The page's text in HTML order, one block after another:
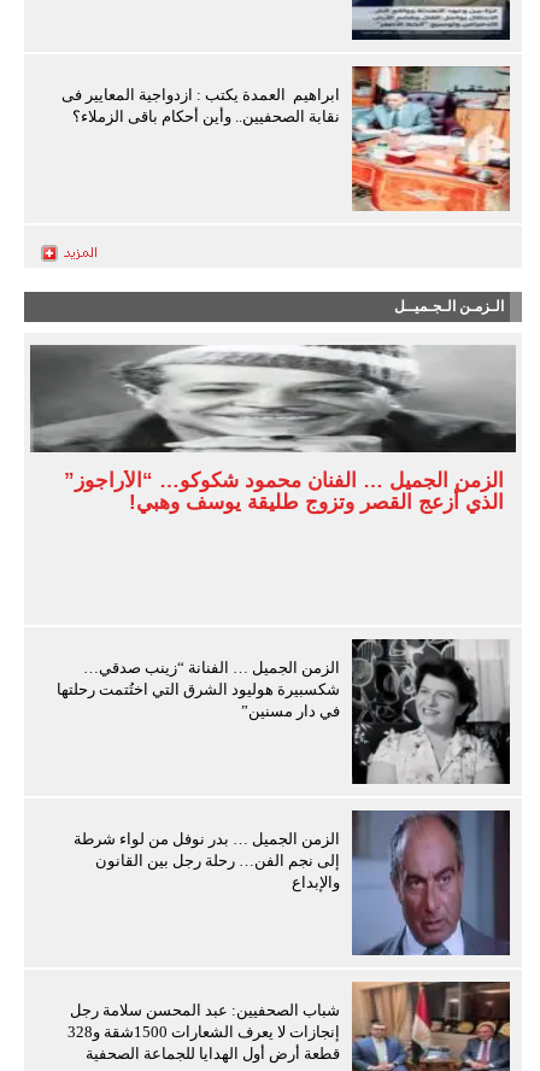
ابراهيم العمدة يكتب : ازدواجية المعايير فى
نقابة الصحفيين.. وأين أحكام باقى الزملاء؟
الـزمـن الـجـميــل
الزمن الجميل … الفنان محمود شكوكو… “الأراجوز”
الذي أزعج القصر وتزوج طليقة يوسف وهبي!
الزمن الجميل … الفنانة “زينب صدقي…
شكسبيرة هوليود الشرق التي اختُتمت رحلتها
في دار مسنين”
الزمن الجميل … بدر نوفل من لواء شرطة
إلى نجم الفن… رحلة رجل بين القانون
والإبداع
شباب الصحفيين: عبد المحسن سلامة رجل
إنجازات لا يعرف الشعارات 1500شقة و328
قطعة أرض أول الهدايا للجماعة الصحفية